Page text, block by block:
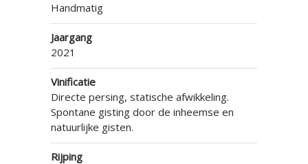
Handmatig
Jaargang
2021
Vinificatie
Directe persing, statische afwikkeling.
Spontane gisting door de inheemse en
natuurlijke gisten.
Rijping